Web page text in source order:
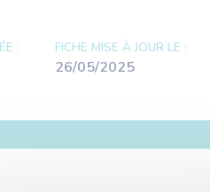
: FICHE MISE À JOUR LE :
26/05/2025